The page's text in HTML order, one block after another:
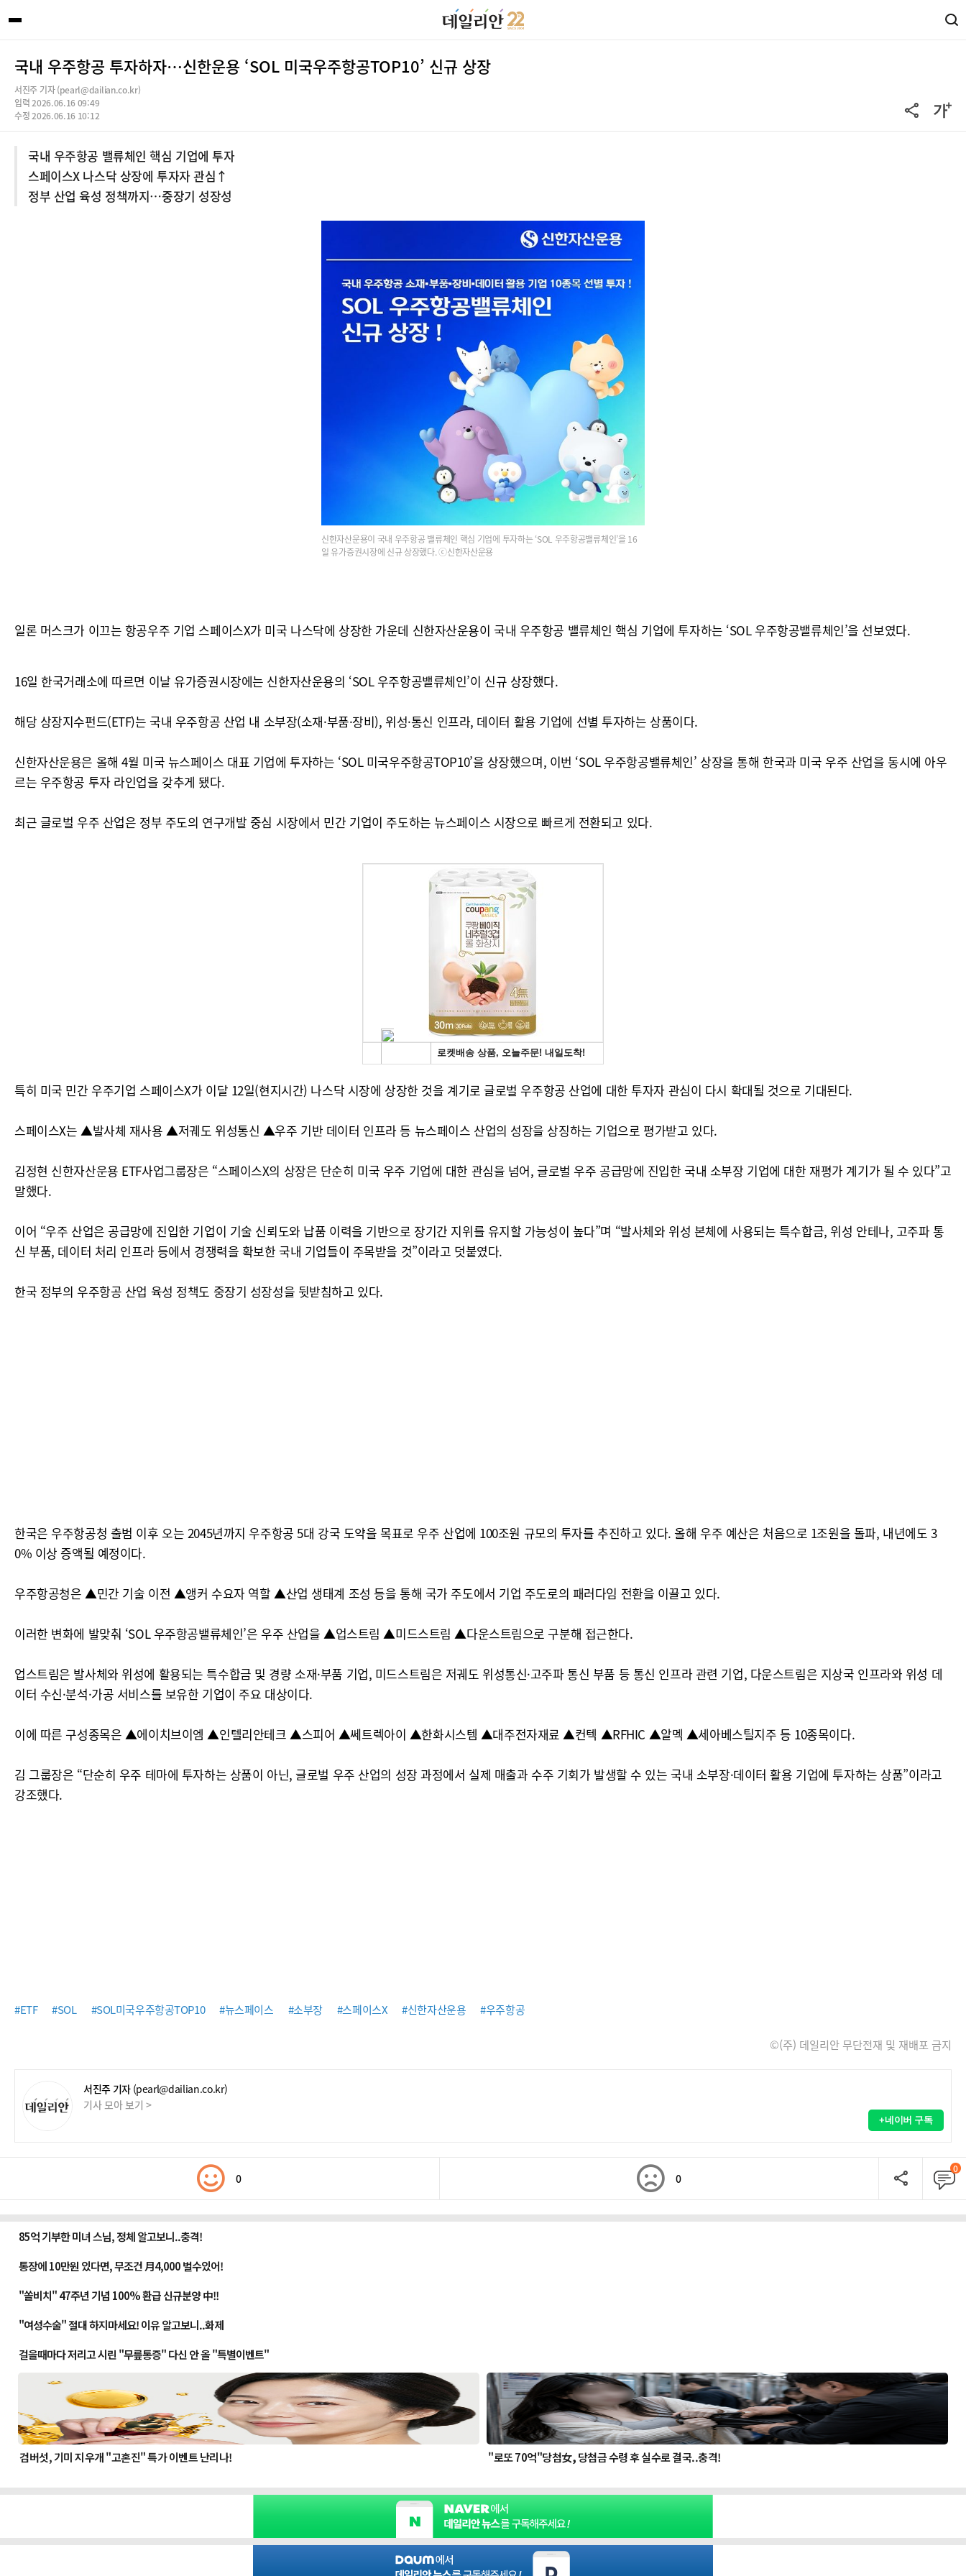
국내 우주항공 투자하자…신한운용 ‘SOL 미국우주항공TOP10’ 신규 상장
서진주 기자 (pearl@dailian.co.kr)
입력 2026.06.16 09:49
수정 2026.06.16 10:12
국내 우주항공 밸류체인 핵심 기업에 투자
스페이스X 나스닥 상장에 투자자 관심↑
정부 산업 육성 정책까지…중장기 성장성
신한자산운용이 국내 우주항공 밸류체인 핵심 기업에 투자하는 ‘SOL 우주항공밸류체인’을 16
일 유가증권시장에 신규 상장했다. ⓒ신한자산운용
일론 머스크가 이끄는 항공우주 기업 스페이스X가 미국 나스닥에 상장한 가운데 신한자산운용이 국내 우주항공 밸류체인 핵심 기업에 투자하는 ‘SOL 우주항공밸류체인’을 선보였다.
16일 한국거래소에 따르면 이날 유가증권시장에는 신한자산운용의 ‘SOL 우주항공밸류체인’이 신규 상장했다.
해당 상장지수펀드(ETF)는 국내 우주항공 산업 내 소부장(소재·부품·장비), 위성·통신 인프라, 데이터 활용 기업에 선별 투자하는 상품이다.
신한자산운용은 올해 4월 미국 뉴스페이스 대표 기업에 투자하는 ‘SOL 미국우주항공TOP10’을 상장했으며, 이번 ‘SOL 우주항공밸류체인’ 상장을 통해 한국과 미국 우주 산업을 동시에 아우
르는 우주항공 투자 라인업을 갖추게 됐다.
최근 글로벌 우주 산업은 정부 주도의 연구개발 중심 시장에서 민간 기업이 주도하는 뉴스페이스 시장으로 빠르게 전환되고 있다.
특히 미국 민간 우주기업 스페이스X가 이달 12일(현지시간) 나스닥 시장에 상장한 것을 계기로 글로벌 우주항공 산업에 대한 투자자 관심이 다시 확대될 것으로 기대된다.
스페이스X는 ▲발사체 재사용 ▲저궤도 위성통신 ▲우주 기반 데이터 인프라 등 뉴스페이스 산업의 성장을 상징하는 기업으로 평가받고 있다.
김정현 신한자산운용 ETF사업그룹장은 “스페이스X의 상장은 단순히 미국 우주 기업에 대한 관심을 넘어, 글로벌 우주 공급망에 진입한 국내 소부장 기업에 대한 재평가 계기가 될 수 있다”고
말했다.
이어 “우주 산업은 공급망에 진입한 기업이 기술 신뢰도와 납품 이력을 기반으로 장기간 지위를 유지할 가능성이 높다”며 “발사체와 위성 본체에 사용되는 특수합금, 위성 안테나, 고주파 통
신 부품, 데이터 처리 인프라 등에서 경쟁력을 확보한 국내 기업들이 주목받을 것”이라고 덧붙였다.
한국 정부의 우주항공 산업 육성 정책도 중장기 성장성을 뒷받침하고 있다.
한국은 우주항공청 출범 이후 오는 2045년까지 우주항공 5대 강국 도약을 목표로 우주 산업에 100조원 규모의 투자를 추진하고 있다. 올해 우주 예산은 처음으로 1조원을 돌파, 내년에도 3
0% 이상 증액될 예정이다.
우주항공청은 ▲민간 기술 이전 ▲앵커 수요자 역할 ▲산업 생태계 조성 등을 통해 국가 주도에서 기업 주도로의 패러다임 전환을 이끌고 있다.
이러한 변화에 발맞춰 ‘SOL 우주항공밸류체인’은 우주 산업을 ▲업스트림 ▲미드스트림 ▲다운스트림으로 구분해 접근한다.
업스트림은 발사체와 위성에 활용되는 특수합금 및 경량 소재·부품 기업, 미드스트림은 저궤도 위성통신·고주파 통신 부품 등 통신 인프라 관련 기업, 다운스트림은 지상국 인프라와 위성 데
이터 수신·분석·가공 서비스를 보유한 기업이 주요 대상이다.
이에 따른 구성종목은 ▲에이치브이엠 ▲인텔리안테크 ▲스피어 ▲쎄트렉아이 ▲한화시스템 ▲대주전자재료 ▲컨텍 ▲RFHIC ▲알멕 ▲세아베스틸지주 등 10종목이다.
김 그룹장은 “단순히 우주 테마에 투자하는 상품이 아닌, 글로벌 우주 산업의 성장 과정에서 실제 매출과 수주 기회가 발생할 수 있는 국내 소부장·데이터 활용 기업에 투자하는 상품”이라고
강조했다.
#ETF #SOL #SOL미국우주항공TOP10 #뉴스페이스 #소부장 #스페이스X #신한자산운용 #우주항공
©(주) 데일리안 무단전재 및 재배포 금지
서진주 기자 (pearl@dailian.co.kr)
기사 모아 보기 >
+네이버 구독
0 0
0